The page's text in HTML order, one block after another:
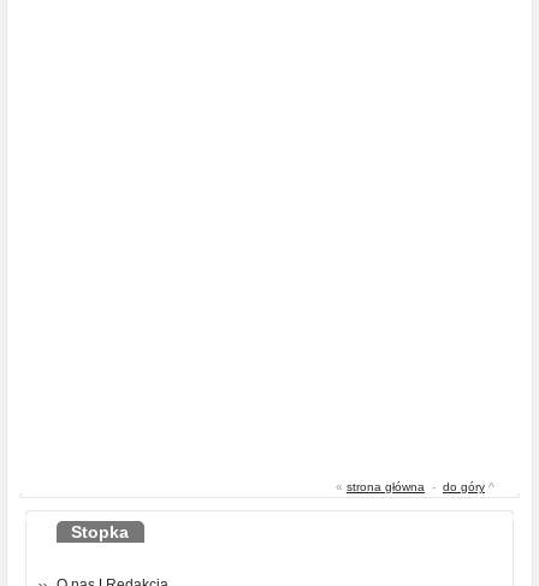
« strona główna - do góry ^
Stopka